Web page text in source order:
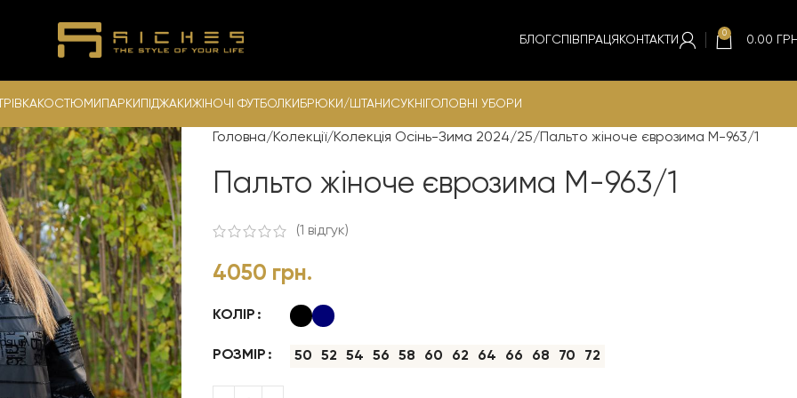
БЛОГ СПІВПРАЦЯ КОНТАКТИ
0
0.00
КОСТЮМИ ПАРКИ ПІДЖАКИЖІНОЧІ ФУТБОЛКИ БРЮКИ/ШТАНИ СУКНІ ГОЛОВНІ УБОРИ
Головна Колекції Колекція Осінь-Зима 2024/25 Пальто жіноче єврозима М-963/1
Пальто жіноче єврозима М-963/1
(1 відгук)
4050 грн.
КОЛІР
РОЗМІР 50 52 54 56 58 60 62 64 66 68 70 72